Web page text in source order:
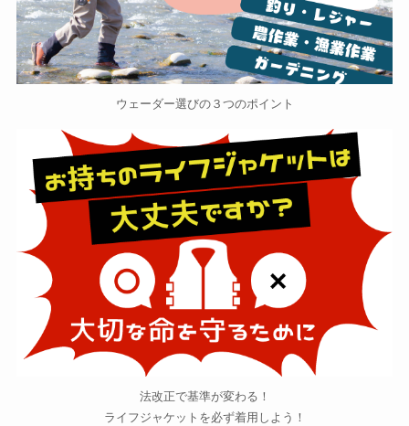
ウェーダー選びの３つのポイント
法改正で基準が変わる！
ライフジャケットを必ず着用しよう！